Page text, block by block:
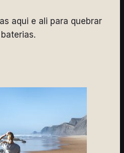
aqui e ali para quebrar